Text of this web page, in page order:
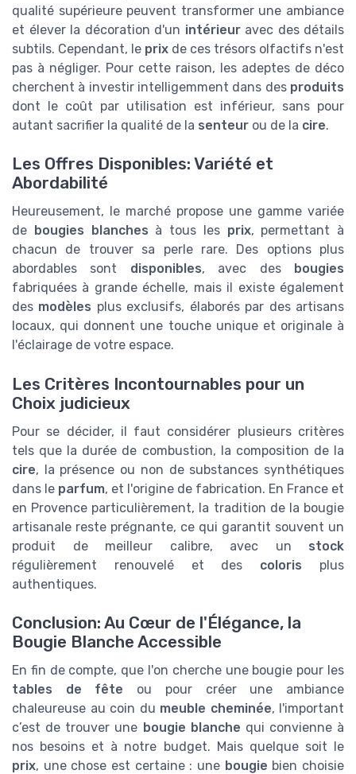
qualité supérieure peuvent transformer une ambiance
et élever la décoration d'un intérieuravec des détails
subtils. Cependant, le prix de ces trésors olfactifs n'est
pas à négliger. Pour cette raison, les adeptes de déco
cherchent à investir intelligemment dans des produits
dont le coût par utilisation est inférieur, sans pour
autant sacrifier la qualité de la senteur ou de la cire.
Les Offres Disponibles: Variété et
Abordabilité
Heureusement, le marché propose une gamme variée
de
bougies blanches à tous les prix, permettant à
chacun de trouver sa perle rare. Des options plus
abordables sont disponibles, avec des
bougies
fabriquées à grande échelle, mais il existe également
des modèles plus exclusifs, élaborés par des artisans
locaux, qui donnent une touche unique et originale à
l'éclairage de votre espace.
Les Critères Incontournables pour un
Choix judicieux
Pour se décider, il faut considérer plusieurs critères
tels que la durée de combustion, la composition de la
cire, la présence ou non de substances synthétiques
dans le parfum, et l'origine de fabrication. En France et
en Provence particulièrement, la tradition de la bougie
artisanale reste prégnante, ce qui garantit souvent un
produit de meilleur calibre, avec un stock
régulièrement renouvelé et des coloris plus
authentiques.
Conclusion: Au Cœur de l'Élégance, la
Bougie Blanche Accessible
En fin de compte, que l'on cherche une bougie pour les
tables de fête ou pour créer une ambiance
chaleureuse au coin du meuble cheminée, l'important
c’est de trouver une bougie blanche qui convienne à
nos besoins et à notre budget. Mais quelque soit le
prix, une chose est certaine : une bougie bien choisie